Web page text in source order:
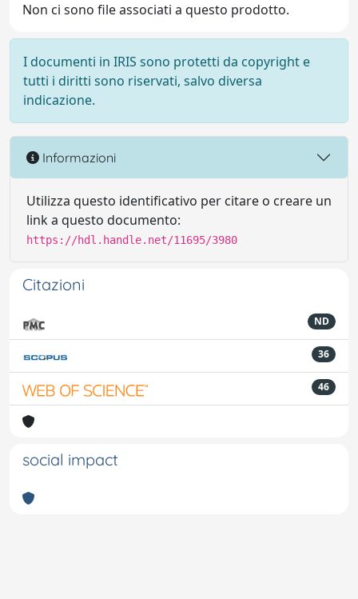
Non ci sono file associati a questo prodotto.
I documenti in IRIS sono protetti da copyright e
tutti i diritti sono riservati, salvo diversa
indicazione.
Informazioni
Utilizza questo identificativo per citare o creare un
link a questo documento:
https://hdl.handle.net/11695/3980
Citazioni
ND
36
46
social impact